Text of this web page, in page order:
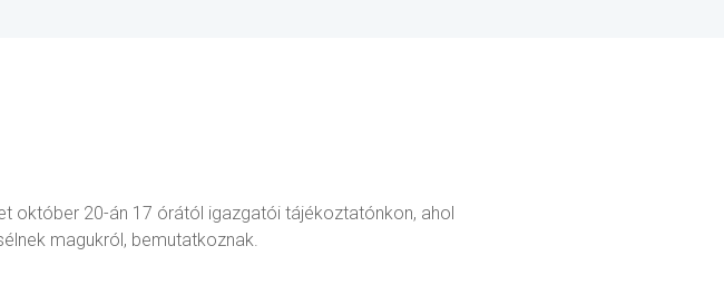
október 20-án 17 órától igazgatói tájékoztatónkon, ahol
magukról, bemutatkoznak.